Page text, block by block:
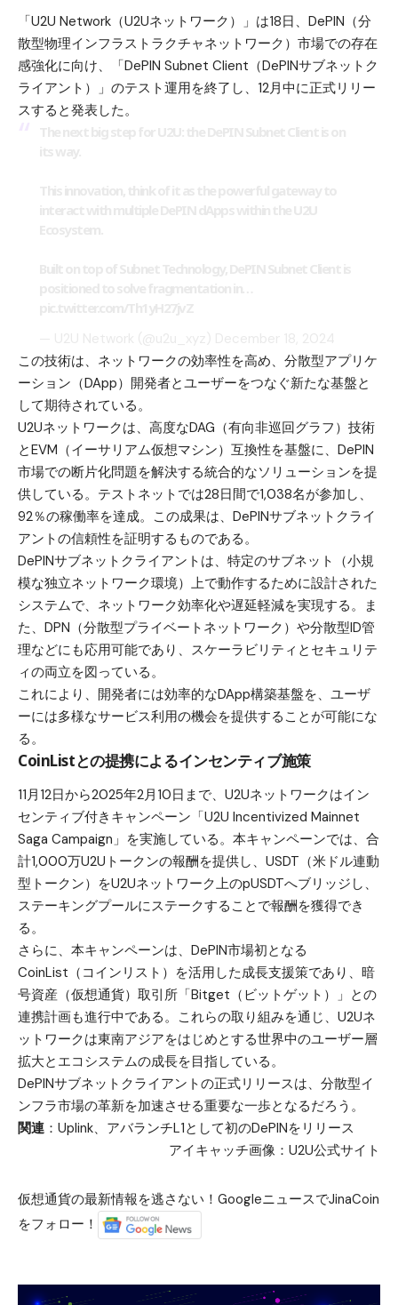
「U2U Network（U2Uネットワーク）」は18日、DePIN（分
散型物理インフラストラクチャネットワーク）市場での存在
感強化に向け、「DePIN Subnet Client（DePINサブネットク
ライアント）」のテスト運用を終了し、12月中に正式リリー
スすると発表した。
この技術は、ネットワークの効率性を高め、分散型アプリケ
ーション（DApp）開発者とユーザーをつなぐ新たな基盤と
して期待されている。
U2Uネットワークは、高度なDAG（有向非巡回グラフ）技術
とEVM（イーサリアム仮想マシン）互換性を基盤に、DePIN
市場での断片化問題を解決する統合的なソリューションを提
供している。テストネットでは28日間で1,038名が参加し、
92％の稼働率を達成。この成果は、DePINサブネットクライ
アントの信頼性を証明するものである。
DePINサブネットクライアントは、特定のサブネット（小規
模な独立ネットワーク環境）上で動作するために設計された
システムで、ネットワーク効率化や遅延軽減を実現する。ま
た、DPN（分散型プライベートネットワーク）や分散型ID管
理などにも応用可能であり、スケーラビリティとセキュリテ
ィの両立を図っている。
これにより、開発者には効率的なDApp構築基盤を、ユーザ
ーには多様なサービス利用の機会を提供することが可能にな
る。
CoinListとの提携によるインセンティブ施策
11月12日から2025年2月10日まで、U2Uネットワークはイン
センティブ付きキャンペーン「U2U Incentivized Mainnet
Saga Campaign」を実施している。本キャンペーンでは、合
計1,000万U2Uトークンの報酬を提供し、USDT（米ドル連動
型トークン）をU2Uネットワーク上のpUSDTへブリッジし、
ステーキングプールにステークすることで報酬を獲得でき
る。
さらに、本キャンペーンは、DePIN市場初となる
CoinList（コインリスト）を活用した成長支援策であり、暗
号資産（仮想通貨）取引所「Bitget（ビットゲット）」との
連携計画も進行中である。これらの取り組みを通じ、U2Uネ
ットワークは東南アジアをはじめとする世界中のユーザー層
拡大とエコシステムの成長を目指している。
DePINサブネットクライアントの正式リリースは、分散型イ
ンフラ市場の革新を加速させる重要な一歩となるだろう。
関連 ： Uplink、アバランチL1として初のDePINをリリース
アイキャッチ画像：U2U公式サイト
仮想通貨の最新情報を逃さない！GoogleニュースでJinaCoin
をフォロー！